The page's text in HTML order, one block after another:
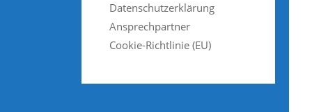
Datenschutzerklärung
Ansprechpartner
Cookie-Richtlinie (EU)